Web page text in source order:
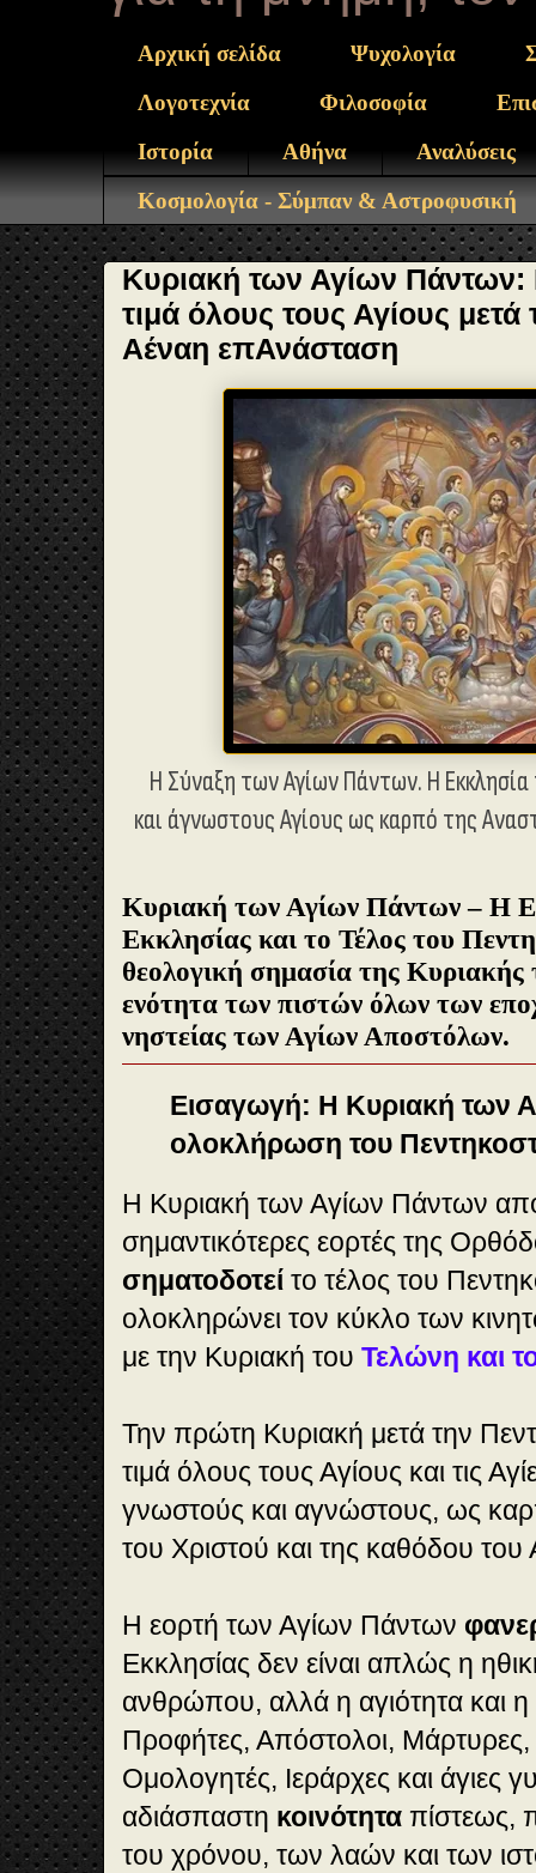
Αρχική σελίδα Ψυχολογία
Λογοτεχνία
Φιλοσοφία
Ιστορία
Αθήνα
Αναλύσεις
Κοσμολογία - Σύμπαν & Αστροφυσική
Κυριακή των Αγίων Πάντων:
τιμά όλους τους Αγίους
Αέναη επΑνάσταση
Η Σύναξη των Αγίων Πάντων. Η
και άγνωστους Αγίους ως καρπό της
Κυριακή των Αγίων Πάντων – Η
Εκκλησίας και το Τέλος του
θεολογική σημασία της
ενότητα των πιστών όλων των
νηστείας των Αγίων Αποστόλων.
Εισαγωγή: Η Κυριακή των
ολοκλήρωση του
Η Κυριακή των Αγίων Πάντων
σημαντικότερες εορτές της
σηματοδοτεί το τέλος του
ολοκληρώνει τον κύκλο των
με την Κυριακή του Τελώνη και
Την πρώτη Κυριακή μετά την
τιμά όλους τους Αγίους και τις
γνωστούς και αγνώστους, ως
του Χριστού και της καθόδου
Η εορτή των Αγίων Πάντων
Εκκλησίας δεν είναι απλώς η
ανθρώπου, αλλά η αγιότητα και
Προφήτες, Απόστολοι, Μάρτυρες,
Ομολογητές, Ιεράρχες και άγιες
αδιάσπαστη κοινότητα πίστεως,
του χρόνου, των λαών και των